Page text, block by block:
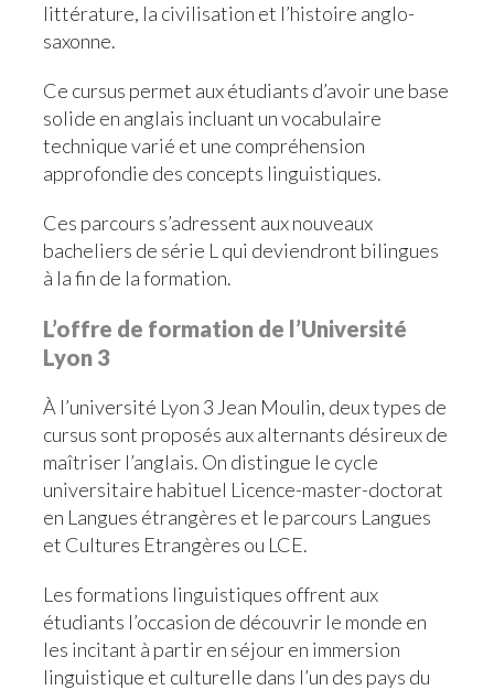
littérature, la civilisation et l’histoire anglo-
saxonne.
Ce cursus permet aux étudiants d’avoir une base
solide en anglais incluant un vocabulaire
technique varié et une compréhension
approfondie des concepts linguistiques.
Ces parcours s’adressent aux nouveaux
bacheliers de série L qui deviendront bilingues
à la fin de la formation.
L’offre de formation de l’Université
Lyon 3
À l’université Lyon 3 Jean Moulin, deux types de
cursus sont proposés aux alternants désireux de
maîtriser l’anglais. On distingue le cycle
universitaire habituel Licence-master-doctorat
en Langues étrangères et le parcours Langues
et Cultures Etrangères ou LCE.
Les formations linguistiques offrent aux
étudiants l’occasion de découvrir le monde en
les incitant à partir en séjour en immersion
linguistique et culturelle dans l’un des pays du